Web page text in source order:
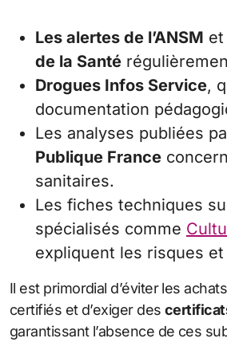
Les alertes de l’ANSM et
de la Santé
Drogues Infos Service,
documentation
Les analyses publiées
Publique France
sanitaires.
Les fiches techniques
spécialisés comme
expliquent les risques
Il est primordial d’éviter les
certifiés et d’exiger des
garantissant l’absence de ces